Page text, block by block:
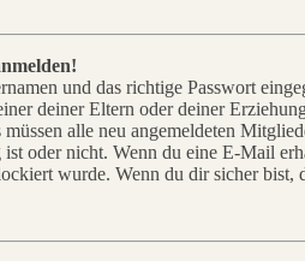
und das richtige Passwort
deiner Eltern oder deiner
alle neu angemeldeten
oder nicht. Wenn du eine E-Mail
wurde. Wenn du dir sicher